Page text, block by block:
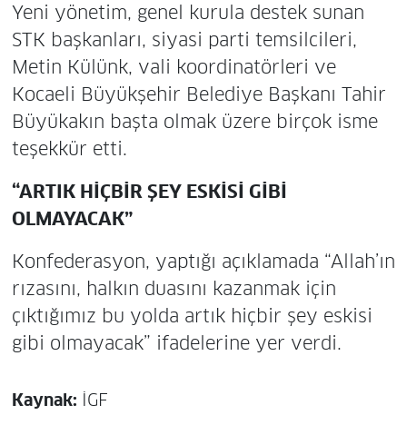
Yeni yönetim, genel kurula destek sunan
STK başkanları, siyasi parti temsilcileri,
Metin Külünk, vali koordinatörleri ve
Kocaeli Büyükşehir Belediye Başkanı Tahir
Büyükakın başta olmak üzere birçok isme
teşekkür etti.
“ARTIK HİÇBİR ŞEY ESKİSİ GİBİ
OLMAYACAK”
Konfederasyon, yaptığı açıklamada “Allah’ın
rızasını, halkın duasını kazanmak için
çıktığımız bu yolda artık hiçbir şey eskisi
gibi olmayacak” ifadelerine yer verdi.
Kaynak: İGF